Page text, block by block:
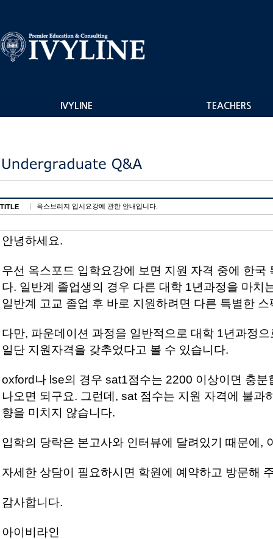
IVYLINE TEACHERS
TITLE 옥스브리지 입시요강에 관한 안내입니다.
안녕하세요.
우선 옥스포드 입학요강에 보면 지원 자격 중에 한국
다. 일반계 졸업생의 경우 다른 대학 1년과정을 마치
일반계 고교 졸업 후 바로 지원하려면 다른 특별한
다만, 파운데이션 과정을 일반적으로 대학 1년과정
일단 지원자격을 갖추었다고 볼 수 있습니다.
oxford나 lse의 경우 sat1점수는 2200 이상이면 충
나오면 되구요. 그런데, sat 점수는 지원 자격에 불과
향을 미치지 않습니다.
입학의 당락은 본고사와 인터뷰에 달려있기 때문에,
자세한 상담이 필요하시면 학원에 예약하고 방문해
감사합니다.
아이비라인